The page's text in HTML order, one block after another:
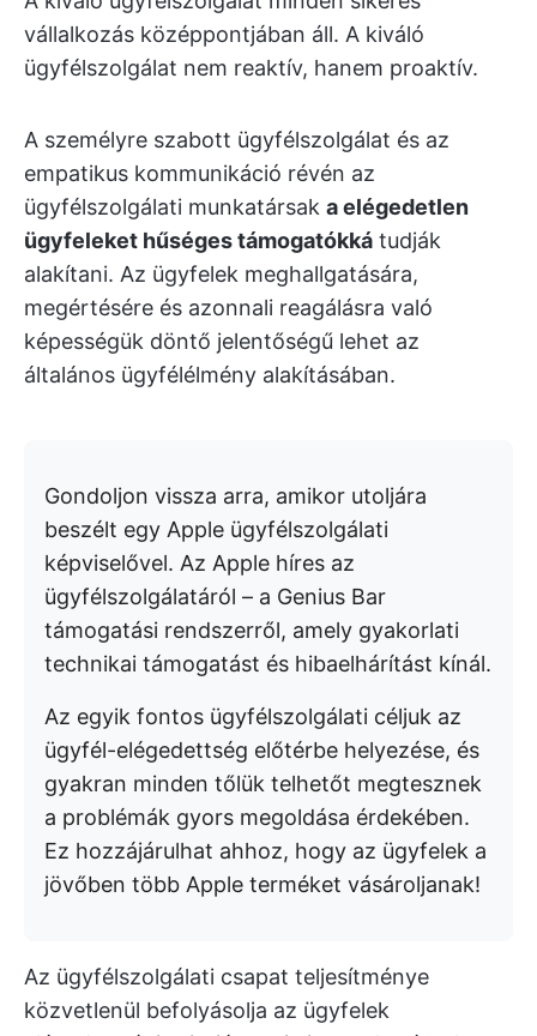
vállalkozás középpontjában áll. A kiváló
ügyfélszolgálat nem reaktív, hanem proaktív.
A személyre szabott ügyfélszolgálat és az
empatikus kommunikáció révén az
ügyfélszolgálati munkatársak a elégedetlen
ügyfeleket hűséges támogatókká tudják
alakítani. Az ügyfelek meghallgatására,
megértésére és azonnali reagálásra való
képességük döntő jelentőségű lehet az
általános ügyfélélmény alakításában.
Gondoljon vissza arra, amikor utoljára
beszélt egy Apple ügyfélszolgálati
képviselővel. Az Apple híres az
ügyfélszolgálatáról – a Genius Bar
támogatási rendszerről, amely gyakorlati
technikai támogatást és hibaelhárítást kínál.
Az egyik fontos ügyfélszolgálati céljuk az
ügyfél-elégedettség előtérbe helyezése, és
gyakran minden tőlük telhetőt megtesznek
a problémák gyors megoldása érdekében.
Ez hozzájárulhat ahhoz, hogy az ügyfelek a
jövőben több Apple terméket vásároljanak!
Az ügyfélszolgálati csapat teljesítménye
közvetlenül befolyásolja az ügyfelek